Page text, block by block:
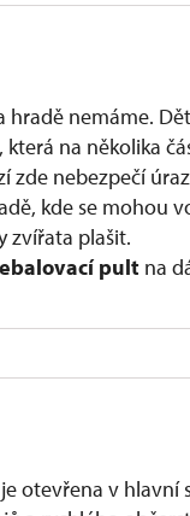
hradě nemáme.
která na několika
zde nebezpečí
kde se mohou
zvířata plašit.
pult na
otevřena v hlavní